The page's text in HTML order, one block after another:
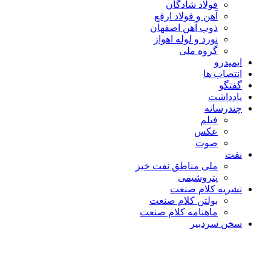
فولاد شادگان
آهن و فولاد ارفع
ذوب آهن اصفهان
نورد و لوله اهواز
گروه ملی
ایمیدرو
انتصاب ها
گفتگو
یادداشت
چندرسانه
فیلم
عکس
صوت
نفت
ملی مناطق نفت خیز
پتروشیمی
نشریه کلام صنعت
بولتن کلام صنعت
ماهنامه کلام صنعت
سخن سردبیر